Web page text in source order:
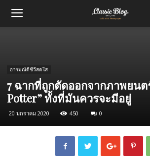
อารมณ์ดีชีวีสดใส
7 ฉากที่ถูกตัดออกจากภาพยนต
Potter” ทั้งที่มันควรจะมีอยู่
20 มกราคม 2020 450 0